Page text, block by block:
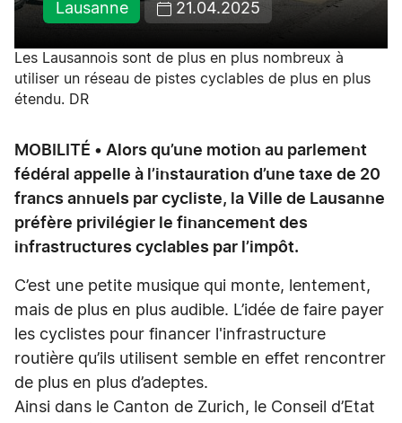
Lausanne 21.04.2025
Les Lausannois sont de plus en plus nombreux à
utiliser un réseau de pistes cyclables de plus en plus
étendu. DR
MOBILITÉ • Alors qu’une motion au parlement
fédéral appelle à l’instauration d’une taxe de 20
francs annuels par cycliste, la Ville de Lausanne
préfère privilégier le financement des
infrastructures cyclables par l’impôt.
C’est une petite musique qui monte, lentement,
mais de plus en plus audible. L’idée de faire payer
les cyclistes pour financer l'infrastructure
routière qu’ils utilisent semble en effet rencontrer
de plus en plus d’adeptes.
Ainsi dans le Canton de Zurich, le Conseil d’Etat